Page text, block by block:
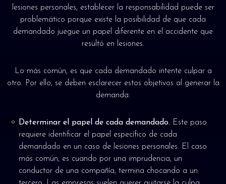
lesiones personales, establecer la responsabilidad puede ser
problemático porque existe la posibilidad de que cada
demandado juegue un papel diferente en el accidente que
resultó en lesiones.
Lo más común, es que cada demandado intente culpar a
otro. Por ello, se deben esclarecer estos objetivos al generar la
demanda:
Determinar el papel de cada demandado. Este paso
requiere identificar el papel específico de cada
demandado en un caso de lesiones personales. El caso
más común, es cuando por una imprudencia, un
conductor de una compañía, termina chocando a un